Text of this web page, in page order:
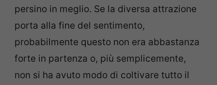
persino in meglio. Se la diversa attrazione
porta alla fine del sentimento,
probabilmente questo non era abbastanza
forte in partenza o, più semplicemente,
non si ha avuto modo di coltivare tutto il